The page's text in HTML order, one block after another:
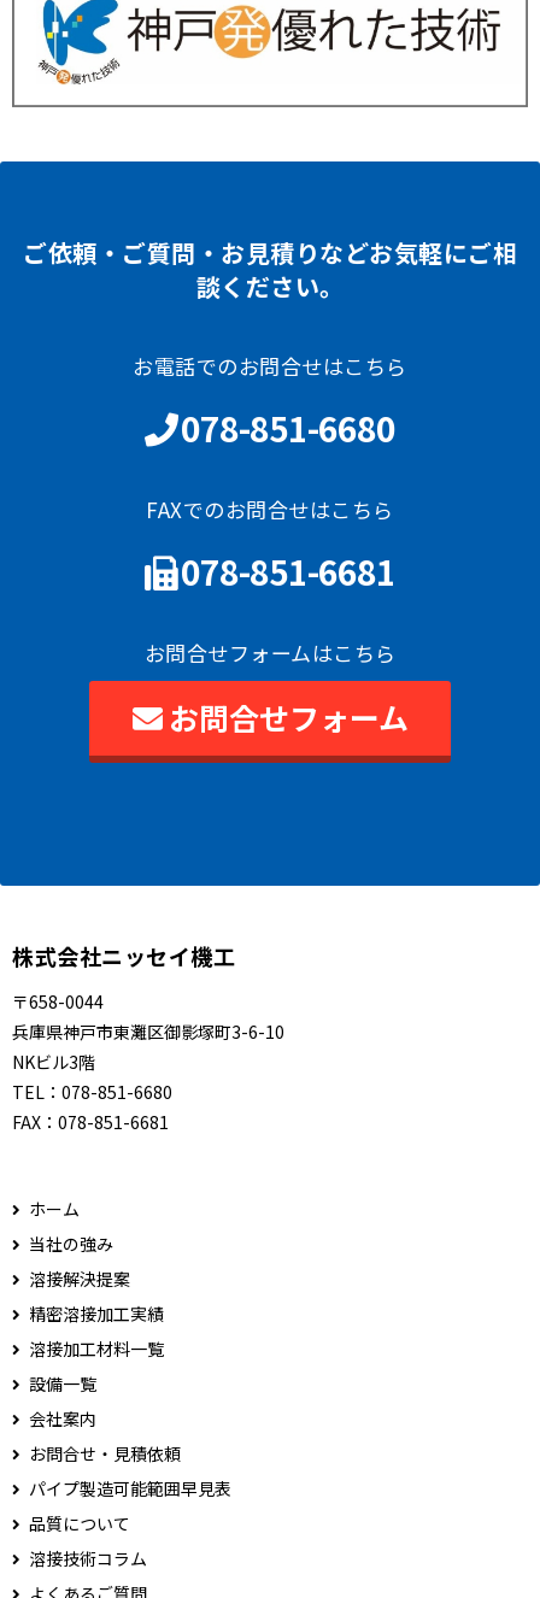
ご依頼・ご質問・お見積りなどお気軽にご相
談ください。
お電話でのお問合せはこちら
078-851-6680
FAXでのお問合せはこちら
078-851-6681
お問合せフォームはこちら
お問合せフォーム
株式会社ニッセイ機工
〒658-0044
兵庫県神戸市東灘区御影塚町3-6-10
NKビル3階
TEL： 078-851-6680
FAX： 078-851-6681
ホーム
当社の強み
溶接解決提案
精密溶接加工実績
溶接加工材料一覧
設備一覧
会社案内
お問合せ・見積依頼
パイプ製造可能範囲早見表
品質について
溶接技術コラム